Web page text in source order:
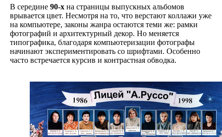
В середине 90-х на страницы выпускных альбомов
врывается цвет. Несмотря на то, что верстают коллажи уже
на компьютере, законы жанра остаются теми же: рамки
фотографий и архитектурный декор. Но меняется
типографика, благодаря компьютеризации фотографы
начинают экспериментировать со шрифтами. Особенно
часто встречается курсив и контрастная обводка.